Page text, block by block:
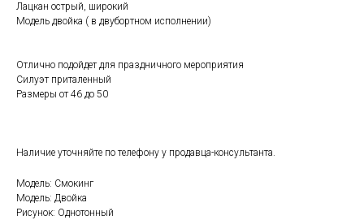
Лацкан острый, широкий
Модель двойка ( в двубортном исполнении)
Отлично подойдет для праздничного мероприятия
Силуэт приталенный
Размеры от 46 до 50
Наличие уточняйте по телефону у продавца-консультанта.
Модель: Смокинг
Модель: Двойка
Рисунок: Однотонный